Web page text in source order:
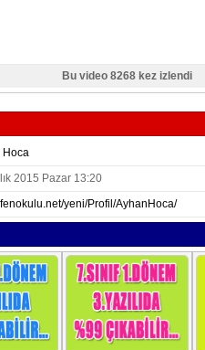
Bu video 8268 kez izlendi
Hoca
2015 Pazar 13:20
yeni/Profil/AyhanHoca/